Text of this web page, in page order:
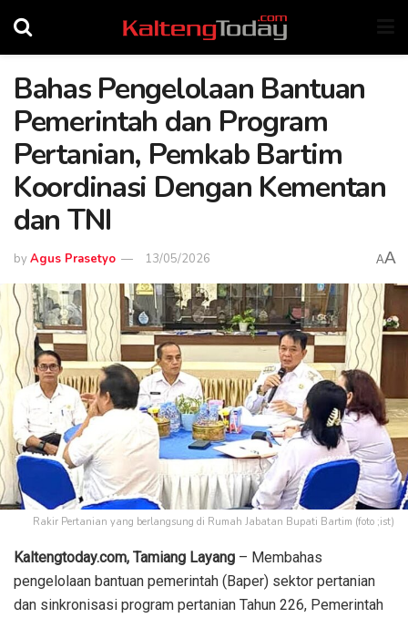
Bahas Pengelolaan Bantuan
Pemerintah dan Program
Pertanian, Pemkab Bartim
Koordinasi Dengan Kementan
dan TNI
byAgus Prasetyo 13/05/2026 AA
Rakir Pertanian yang berlangsung di Rumah Jabatan Bupati Bartim (foto ;ist)
Kaltengtoday.com, Tamiang Layang – Membahas
pengelolaan bantuan pemerintah (Baper) sektor pertanian
dan sinkronisasi program pertanian Tahun 226, Pemerintah